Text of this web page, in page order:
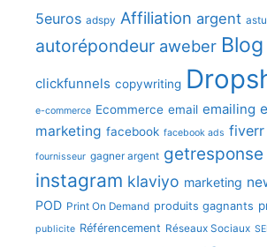
5euros adspy Affiliation argent
autorépondeur aweber Blog
clickfunnels copywriting
e-commerce Ecommerce email emailing
marketing facebook facebook ads fiverr
fournisseur gagner argent getresponse
instagram klaviyo marketing
POD Print On Demand produits gagnants
publicite Référencement Réseaux Sociaux